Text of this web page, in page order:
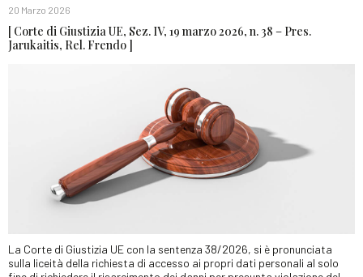
20 Marzo 2026
[ Corte di Giustizia UE, Sez. IV, 19 marzo 2026, n. 38 – Pres.
Jarukaitis, Rel. Frendo ]
La Corte di Giustizia UE con la sentenza 38/2026, si è pronunciata
sulla liceità della richiesta di accesso ai propri dati personali al solo